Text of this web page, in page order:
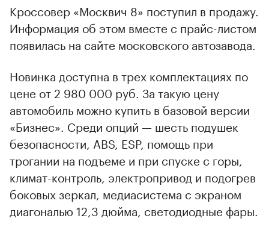
Кроссовер «Москвич 8» поступил в продажу.
Информация об этом вместе с прайс-листом
появилась на сайте московского автозавода.
Новинка доступна в трех комплектациях по
цене от 2 980 000 руб. За такую цену
автомобиль можно купить в базовой версии
«Бизнес». Среди опций — шесть подушек
безопасности, ABS, ESP, помощь при
трогании на подъеме и при спуске с горы,
климат-контроль, электропривод и подогрев
боковых зеркал, медиасистема с экраном
диагональю 12,3 дюйма, светодиодные фары.